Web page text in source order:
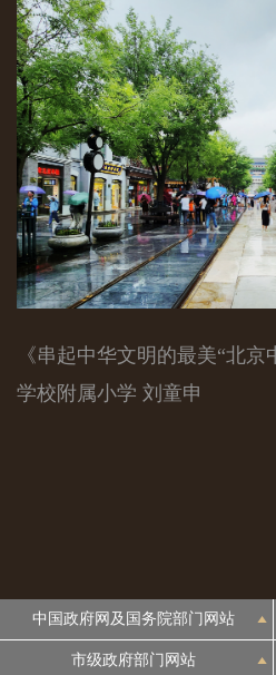
《串起中华文明的最美“北
学校附属小学 刘童申
中国政府网及国务院部门网站
市级政府部门网站